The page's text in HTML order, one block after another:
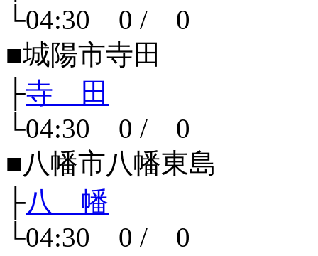
└04:30 0 / 0
■城陽市寺田
├寺 田
└04:30 0 / 0
■八幡市八幡東島
├八 幡
└04:30 0 / 0